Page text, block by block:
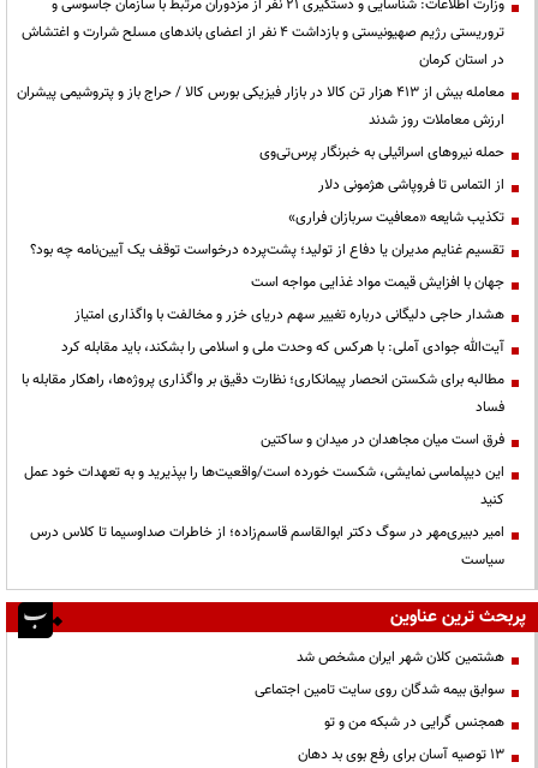
وزارت اطلاعات: شناسایی و دستگیری ۲۱ نفر از مزدوران مرتبط با سازمان جاسوسی و
تروریستی رژیم صهیونیستی و بازداشت ۴ نفر از اعضای باندهای مسلح شرارت و اغتشاش
در استان کرمان
معامله بیش از ۴۱۳ هزار تن کالا در بازار فیزیکی بورس کالا / حراج باز و پتروشیمی پیشران
ارزش معاملات روز شدند
حمله نیروهای اسرائیلی به خبرنگار پرس‌تی‌وی
از التماس تا فروپاشی هژمونی دلار
تکذیب شایعه «معافیت سربازان فراری»
تقسیم غنایم مدیران یا دفاع از تولید؛ پشت‌پرده درخواست توقف یک آیین‌نامه چه بود؟
جهان با افزایش قیمت مواد غذایی مواجه است
هشدار حاجی دلیگانی درباره تغییر سهم دریای خزر و مخالفت با واگذاری امتیاز
آیت‌الله جوادی آملی: با هرکس که وحدت ملی و اسلامی را بشکند، باید مقابله کرد
مطالبه برای شکستن انحصار پیمانکاری؛ نظارت دقیق بر واگذاری پروژه‌ها، راهکار مقابله با
فساد
فرق است میان مجاهدان در میدان و ساکتین
این دیپلماسی نمایشی، شکست خورده است/واقعیت‌ها را بپذیرید و به تعهدات خود عمل
کنید
امیر دبیری‌مهر در سوگ دکتر ابوالقاسم قاسم‌زاده؛ از خاطرات صداوسیما تا کلاس درس
سیاست
پربحث ترین عناوین
هشتمین کلان شهر ایران مشخص شد
سوابق بیمه شدگان روی سایت تامین اجتماعی
همجنس گرایی در شبکه من و تو
13 توصیه آسان برای رفع بوی بد دهان